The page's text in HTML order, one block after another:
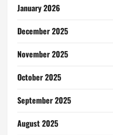
January 2026
December 2025
November 2025
October 2025
September 2025
August 2025